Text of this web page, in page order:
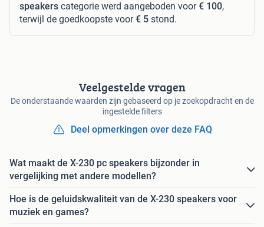
speakers categorie werd aangeboden voor€ 100,
terwijl de goedkoopste voor€ 5 stond.
Veelgestelde vragen
De onderstaande waarden zijn gebaseerd op je zoekopdracht en de
ingestelde filters
Deel opmerkingen over deze FAQ
Wat maakt de X-230 pc speakers bijzonder in
vergelijking met andere modellen?
Hoe is de geluidskwaliteit van de X-230 speakers voor
muziek en games?